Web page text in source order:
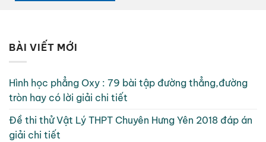
BÀI VIẾT MỚI
Hình học phẳng Oxy : 79 bài tập đường thẳng,đường
tròn hay có lời giải chi tiết
Đề thi thử Vật Lý THPT Chuyên Hưng Yên 2018 đáp án
giải chi tiết